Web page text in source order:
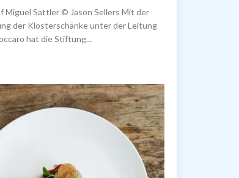
Miguel Sattler © Jason Sellers Mit der
der Klosterschänke unter der Leitung
hat die Stiftung...